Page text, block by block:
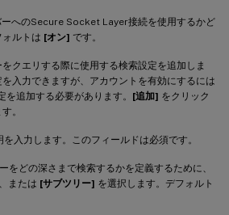
ーへのSecure Socket Layer接続を使用するかど
ルトは [オン] です。
をクエリする際に使用する検索設定を追加しま
入力できますが、アカウントを有効にするには
を追加する必要があります。 [追加] をクリック
。
入力します。このフィールドは必須です。
をどの深さまで検索するかを定義するために、
、または [サブツリー] を選択します。デフォルト